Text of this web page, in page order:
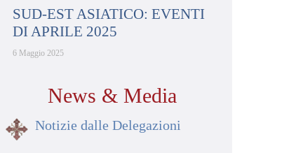
SUD-EST ASIATICO: EVENTI
DI APRILE 2025
6 Maggio 2025
News & Media
Notizie dalle Delegazioni